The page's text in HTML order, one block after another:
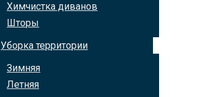
Химчистка диванов
Шторы
Уборка территории
Зимняя
Летняя